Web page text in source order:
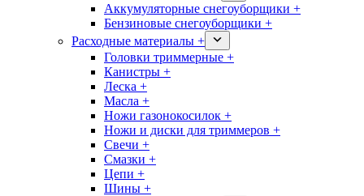
Аккумуляторные снегоуборщики +
Бензиновые снегоуборщики +
Расходные материалы +
Головки триммерные +
Канистры +
Леска +
Масла +
Ножи газонокосилок +
Ножи и диски для триммеров +
Свечи +
Смазки +
Цепи +
Шины +